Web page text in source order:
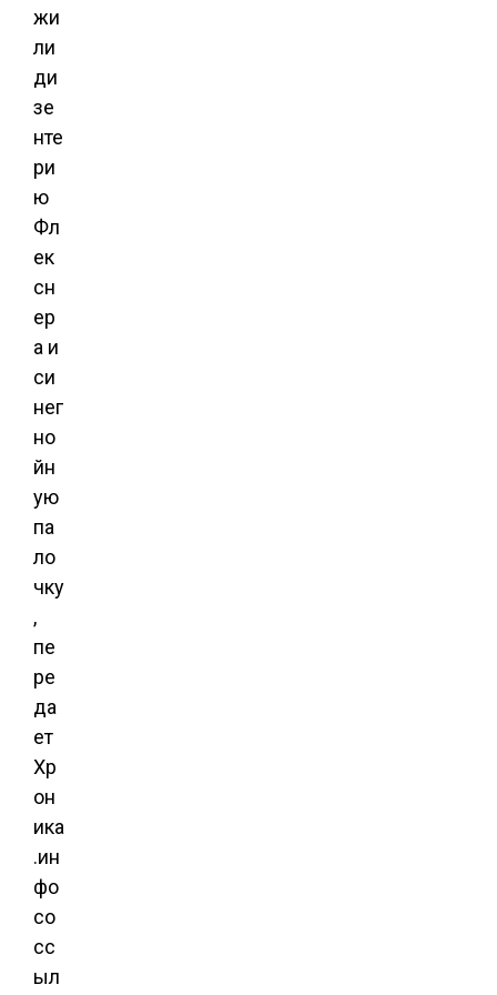
жи
ли
ди
зе
нте
ри
ю
Фл
ек
сн
ер
а и
си
нег
но
йн
ую
па
ло
чку
,
пе
ре
да
ет
Хр
он
ика
.ин
фо
со
сс
ыл